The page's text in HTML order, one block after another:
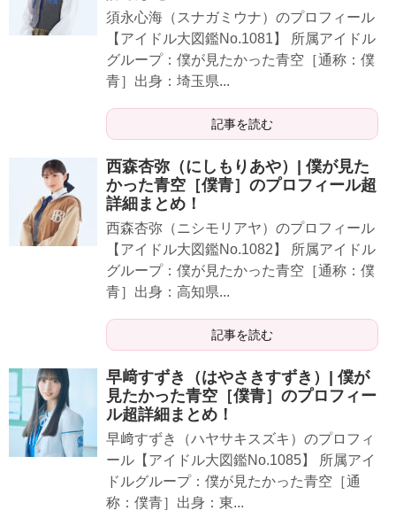
須永心海（スナガミウナ）のプロフィール
【アイドル大図鑑No.1081】 所属アイドル
グループ：僕が見たかった青空［通称：僕
青］出身：埼玉県...
記事を読む
西森杏弥（にしもりあや）| 僕が見た
かった青空［僕青］のプロフィール超
詳細まとめ！
西森杏弥（ニシモリアヤ）のプロフィール
【アイドル大図鑑No.1082】 所属アイドル
グループ：僕が見たかった青空［通称：僕
青］出身：高知県...
記事を読む
早﨑すずき（はやさきすずき）| 僕が
見たかった青空［僕青］のプロフィー
ル超詳細まとめ！
早﨑すずき（ハヤサキスズキ）のプロフィ
ール【アイドル大図鑑No.1085】 所属アイ
ドルグループ：僕が見たかった青空［通
称：僕青］出身：東...